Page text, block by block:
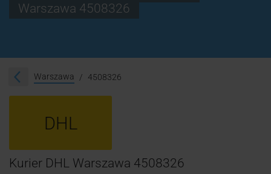
Śledzenie przesyłki
Warszawa 4508326
Warszawa 4508326
DHL
Kurier DHL Warszawa 4508326